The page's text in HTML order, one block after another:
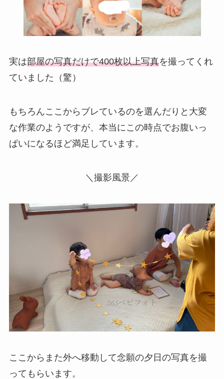
実は部屋の写真だけで400枚以上写真を撮ってくれ
ていました（驚）
もちろんここからブレているのを選んだりと大変
な作業のようですが、本当にこの時点でお腹いっ
ぱいになるほど満足しています。
＼撮影風景／
ここからまた外へ移動して念願の夕日の写真を撮
ってもらいます。